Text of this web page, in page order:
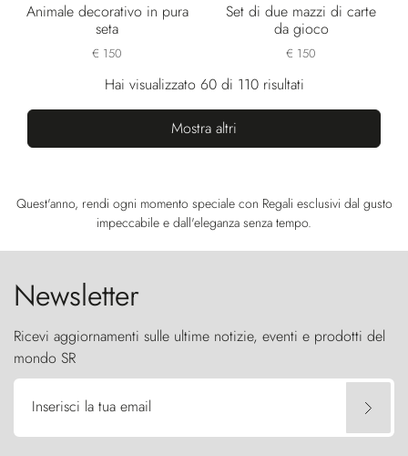
Animale decorativo in pura
seta
€ 150
Set di due mazzi di carte
da gioco
€ 150
Hai visualizzato 60 di 110 risultati
Mostra altri
Quest'anno, rendi ogni momento speciale con Regali esclusivi dal gusto
impeccabile e dall'eleganza senza tempo.
Newsletter
Ricevi aggiornamenti sulle ultime notizie, eventi e prodotti del
mondo SR
Inserisci la tua email